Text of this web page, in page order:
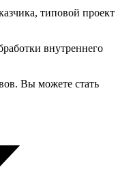
типовой проект
внутреннего
Вы можете стать